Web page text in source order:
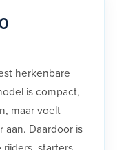
herkenbare
is compact,
maar voelt
aan. Daardoor is